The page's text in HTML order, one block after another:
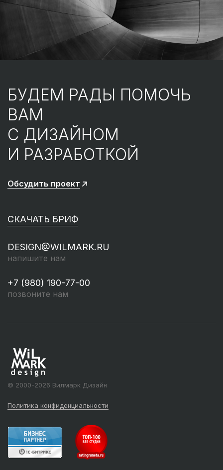
БУДЕМ РАДЫ ПОМОЧЬ
ВАМ
С ДИЗАЙНОМ
И РАЗРАБОТКОЙ
Обсудить проект
СКАЧАТЬ БРИФ
DESIGN@WILMARK.RU
напишите нам
+7 (980) 190-77-00
позвоните нам
© 2000-2026 Вилмарк Дизайн
Политика конфиденциальности